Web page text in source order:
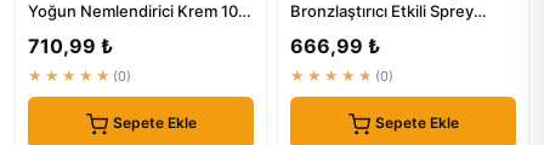
Yoğun Nemlendirici Krem 100
710,99 ₺
★★★★★ (0)
Sepete Ekle
Bronzlaştırıcı Etkili Sprey
666,99 ₺
★★★★★ (0)
Sepete Ekle